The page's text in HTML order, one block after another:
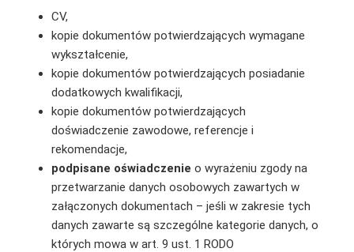
CV,
kopie dokumentów potwierdzających wymagane
wykształcenie,
kopie dokumentów potwierdzających posiadanie
dodatkowych kwalifikacji,
kopie dokumentów potwierdzających
doświadczenie zawodowe, referencje i
rekomendacje,
podpisane oświadczenie o wyrażeniu zgody na
przetwarzanie danych osobowych zawartych w
załączonych dokumentach – jeśli w zakresie tych
danych zawarte są szczególne kategorie danych, o
których mowa w art. 9 ust. 1 RODO